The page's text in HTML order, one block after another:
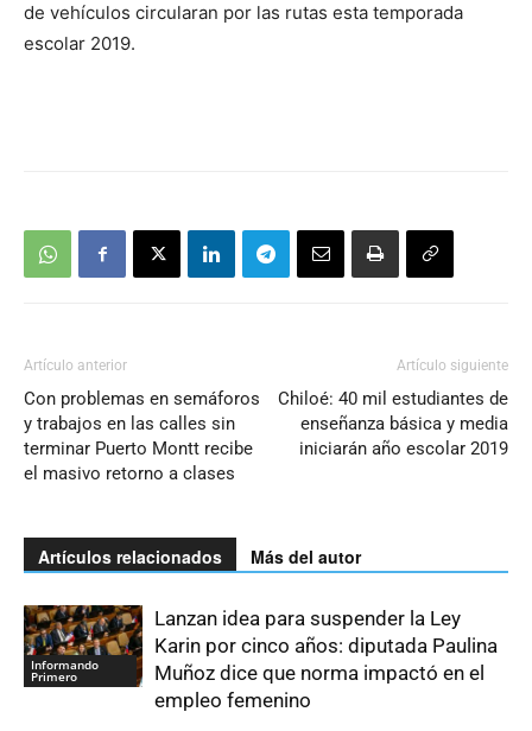
de vehículos circularan por las rutas esta temporada
escolar 2019.
Artículo anterior
Con problemas en semáforos
y trabajos en las calles sin
terminar Puerto Montt recibe
el masivo retorno a clases
Artículo siguiente
Chiloé: 40 mil estudiantes de
enseñanza básica y media
iniciarán año escolar 2019
Artículos relacionados Más del autor
Informando
Primero
Lanzan idea para suspender la Ley
Karin por cinco años: diputada Paulina
Muñoz dice que norma impactó en el
empleo femenino